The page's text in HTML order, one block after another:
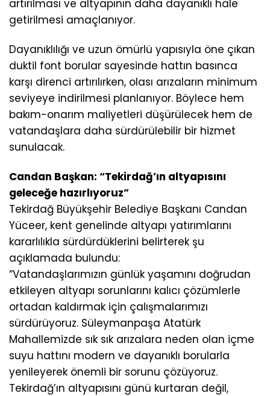
artırılması ve altyapının daha dayanıklı hale
getirilmesi amaçlanıyor.
Dayanıklılığı ve uzun ömürlü yapısıyla öne çıkan
duktil font borular sayesinde hattın basınca
karşı direnci artırılırken, olası arızaların minimum
seviyeye indirilmesi planlanıyor. Böylece hem
bakım-onarım maliyetleri düşürülecek hem de
vatandaşlara daha sürdürülebilir bir hizmet
sunulacak.
Candan Başkan: “Tekirdağ’ın altyapısını
geleceğe hazırlıyoruz”
Tekirdağ Büyükşehir Belediye Başkanı Candan
Yüceer, kent genelinde altyapı yatırımlarını
kararlılıkla sürdürdüklerini belirterek şu
açıklamada bulundu:
“Vatandaşlarımızın günlük yaşamını doğrudan
etkileyen altyapı sorunlarını kalıcı çözümlerle
ortadan kaldırmak için çalışmalarımızı
sürdürüyoruz. Süleymanpaşa Atatürk
Mahallemizde sık sık arızalara neden olan içme
suyu hattını modern ve dayanıklı borularla
yenileyerek önemli bir sorunu çözüyoruz.
Tekirdağ’ın altyapısını günü kurtaran değil,